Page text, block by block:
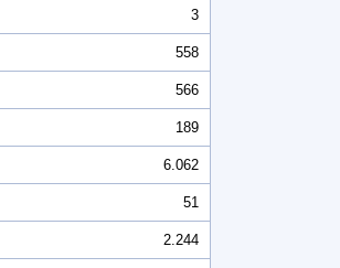
3
558
566
189
6.062
51
2.244